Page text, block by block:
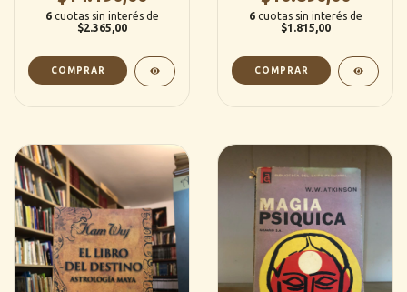
6 cuotas sin interés de
$2.365,00
6 cuotas sin interés de
$1.815,00